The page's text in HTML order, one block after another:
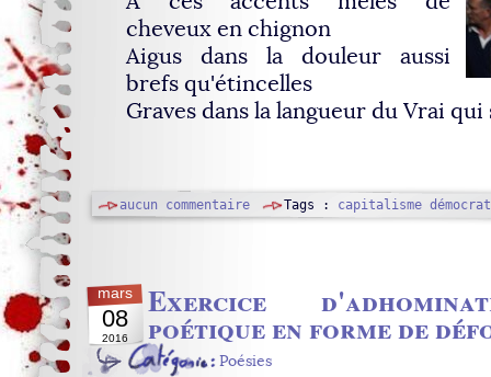
cheveux en chignon
Aigus dans la douleur aussi
brefs qu'étincelles
Graves dans la langueur du Vrai qui
aucun commentaire Tags : capitalisme
mars
08
2016
Exercice
poétique en forme de
Poésies